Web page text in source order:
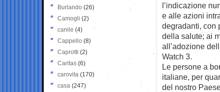
l’indicazione
e alle azioni
degradanti, con
della salute; ai
all’adozione
Watch 3.
Le persone a
italiane, per
del nostro
Burlando (26)
Camogli (2)
canile (4)
Cappello (8)
Caprotti (2)
Caritas (6)
carovita (170)
casa (247)